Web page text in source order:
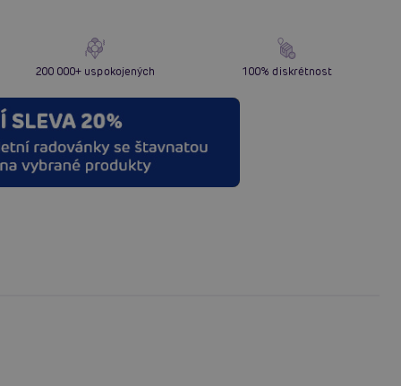
200 000+ uspokojených 100% diskrétnost